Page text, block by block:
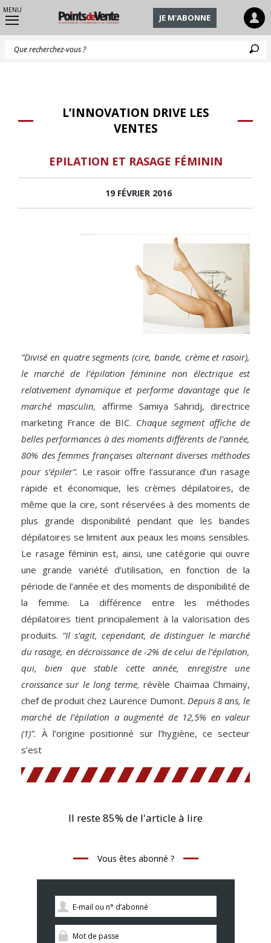
MENU
JE M'ABONNE
L’INNOVATION DRIVE LES
VENTES
EPILATION ET RASAGE FÉMININ
19 FÉVRIER 2016
“Divisé en quatre segments (cire, bande, crème et rasoir),
le marché de l’épilation féminine non électrique est
relativement dynamique et performe davantage que le
marché masculin, affirme Samiya Sahridj, directrice
marketing France de BIC. Chaque segment affiche de
belles performances à des moments différents de l’année,
80% des femmes françaises alternant diverses méthodes
pour s’épiler”. Le rasoir offre l’assurance d’un rasage
rapide et économique, les crèmes dépilatoires, de
même que la cire, sont réservées à des moments de
plus grande disponibilité pendant que les bandes
dépilatoires se limitent aux peaux les moins sensibles.
Le rasage féminin est, ainsi, une catégorie qui ouvre
une grande variété d’utilisation, en fonction de la
période de l’année et des moments de disponibilité de
la femme. La différence entre les méthodes
dépilatoires tient principalement à la valorisation des
produits. “Il s’agit, cependant, de distinguer le marché
du rasage, en décroissance de -2% de celui de l’épilation,
qui, bien que stable cette année, enregistre une
croissance sur le long terme, révèle Chaïmaa Chmainy,
chef de produit chez Laurence Dumont. Depuis 8 ans, le
marché de l’épilation a augmenté de 12,5% en valeur
(1)”. À l’origine positionné sur l’hygiène, ce secteur
s’est
Il reste 85% de l'article à lire
Vous êtes abonné ?